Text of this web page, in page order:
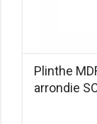
Plinthe
arrondie